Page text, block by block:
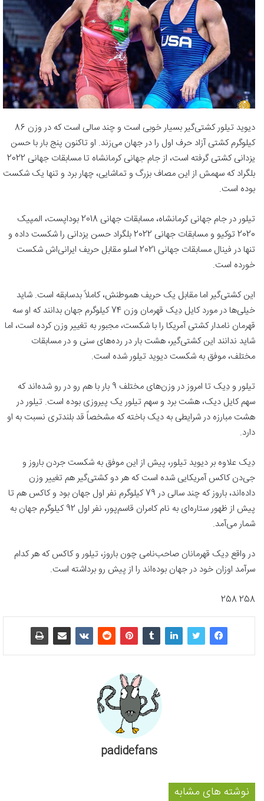
دیوید تیلور کشتی‌گیر بسیار خوبی است و چند سالی است که در وزن 86
کیلوگرم کشتی آزاد حرف اول را در جهان می‌زند. او تاکنون پنج بار با حسن
یزدانی کشتی گرفته است، از جام جهانی کرمانشاه تا مسابقات جهانی 2022
بلگراد که سهمش از این مصاف بزرگ و تماشایی، چهار برد و تنها یک شکست
بوده است.
تیلور در جام جهانی کرمانشاه، مسابقات جهانی 2018 بوداپست، المپیک
2020 توکیو و مسابقات جهانی 2022 بلگراد حسن یزدانی را شکست داده و
تنها در فینال مسابقات جهانی 2021 اسلو مقابل حریف ایرانی‌اش شکست
خورده است.
این کشتی‌گیر اما مقابل یک حریف هموطنش، کاملاً بدسابقه است. شاید
خیلی‌ها در مورد کایل دِیک قهرمان وزن 74 کیلوگرم جهان بدانند که او سه
قهرمان نامدار کشتی آمریکا را با شکست، مجبور به تغییر وزن کرده است، اما
شاید ندانند این کشتی‌گیر، هشت بار در رده‌های سنی و در مسابقات
مختلف، موفق به شکست دیوید تیلور شده است.
تیلور و دِیک تا امروز در وزن‌های مختلف 9 بار با هم رو در رو شده‌اند که
سهم کایل دیک، هشت برد و سهم تیلور یک پیروزی بوده است. تیلور در
هشت مبارزه در شرایطی به دیک باخته که مشخصاً قد بلندتری نسبت به او
دارد.
دِیک علاوه بر دیوید تیلور، پیش از این موفق به شکست جردن باروز و
جی‌دن کاکس آمریکایی شده است که هر دو کشتی‌گیر هم تغییر وزن
داده‌اند، باروز که چند سالی در 79 کیلوگرم نفر اول جهان بود و کاکس هم تا
پیش از ظهور ستاره‌ای به نام کامران قاسم‌پور، نفر اول 92 کیلوگرم جهان به
شمار می‌آمد.
در واقع دِیک قهرمانان صاحب‌نامی چون باروز، تیلور و کاکس که هر کدام
سرآمد اوزان خود در جهان بوده‌اند را از پیش رو برداشته است.
258 258
padidefans
نوشته های مشابه